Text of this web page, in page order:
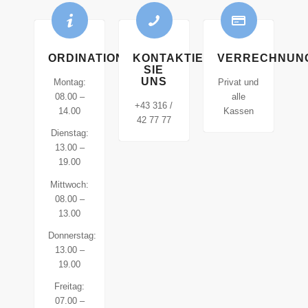
ORDINATIONSZEITEN
Montag:
08.00 –
14.00
Dienstag:
13.00 –
19.00
Mittwoch:
08.00 –
13.00
Donnerstag:
13.00 –
19.00
Freitag:
07.00 –
KONTAKTIEREN
SIE
UNS
+43 316 /
42 77 77
Privat und
alle
Kassen